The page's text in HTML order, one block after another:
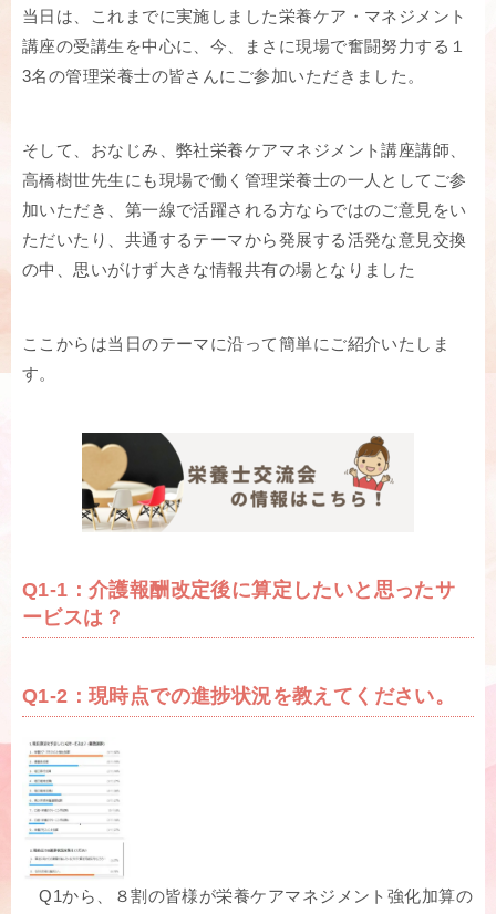
当日は、これまでに実施しました栄養ケア・マネジメント
講座の受講生を中心に、今、まさに現場で奮闘努力する１
3名の管理栄養士の皆さんにご参加いただきました。
そして、おなじみ、弊社栄養ケアマネジメント講座講師、
高橋樹世先生にも現場で働く管理栄養士の一人としてご参
加いただき、第一線で活躍される方ならではのご意見をい
ただいたり、共通するテーマから発展する活発な意見交換
の中、思いがけず大きな情報共有の場となりました
ここからは当日のテーマに沿って簡単にご紹介いたしま
す。
Q1-1：介護報酬改定後に算定したいと思ったサ
ービスは？
Q1-2：現時点での進捗状況を教えてください。
Q1から、８割の皆様が栄養ケアマネジメント強化加算の